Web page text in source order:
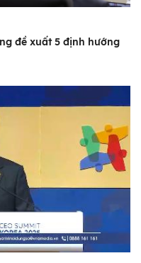
đề xuất 5 định hướng